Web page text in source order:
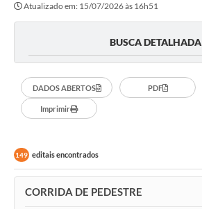
SECRETARIA E DEPARTAMENTOS
Transparência
Editais
Diário Oficial
Contato
Atualizado em: 15/07/2026 às 16h51
BUSCA DETALHADA
DADOS ABERTOS PDF
Imprimir
149 editais encontrados
CORRIDA DE PEDESTRE